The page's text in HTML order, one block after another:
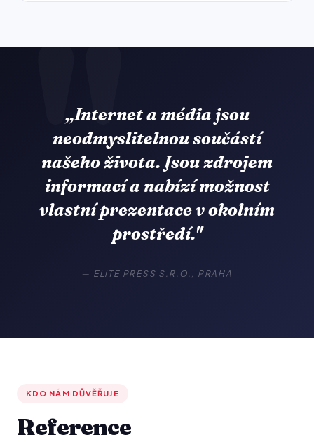
„Internet a média jsou
neodmyslitelnou součástí
našeho života. Jsou zdrojem
informací a nabízí možnost
vlastní prezentace v okolním
prostředí."
— ELITE PRESS S.R.O., PRAHA
KDO NÁM DŮVĚŘUJE
Reference